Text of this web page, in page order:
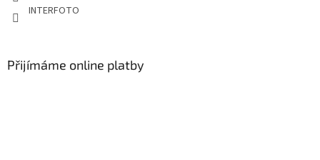
INTERFOTO
Přijímáme online platby